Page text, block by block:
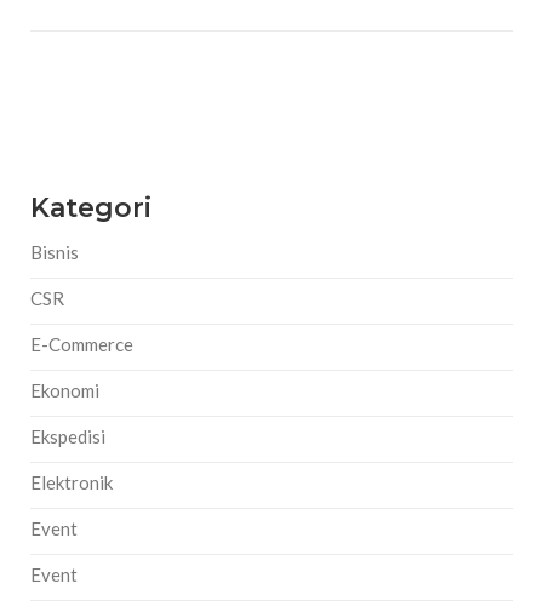
Kategori
Bisnis
CSR
E-Commerce
Ekonomi
Ekspedisi
Elektronik
Event
Event